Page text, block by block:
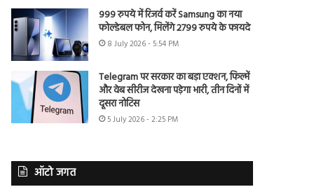
999 रुपये में रिजर्व करें Samsung का नया
फोल्डेबल फोन, मिलेंगे 2799 रुपये के फायदे
8 July 2026 - 5:54 PM
Telegram पर सरकार का बड़ा एक्शन, फिल्में
और वेब सीरीज देखना पड़ेगा भारी, तीन दिनों में
दूसरा नोटिस
5 July 2026 - 2:25 PM
ऑटो जगत